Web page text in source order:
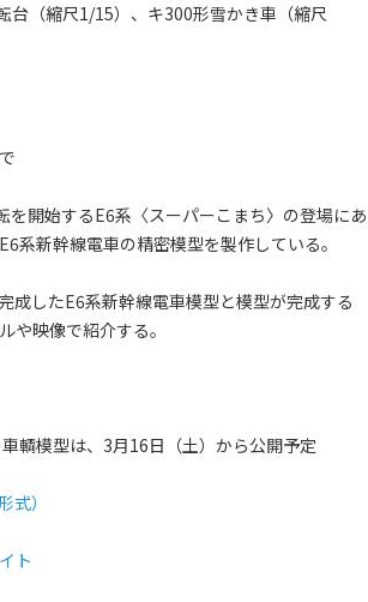
台（縮尺1/15）、キ300形雪かき車（縮尺
開始するE6系〈スーパーこまち〉の登場にあ
系新幹線電車の精密模型を製作している。
成したE6系新幹線電車模型と模型が完成する
や映像で紹介する。
輌模型は、3月16日（土）から公開予定
式）
ト